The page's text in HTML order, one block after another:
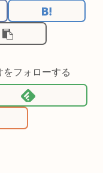
フォローする